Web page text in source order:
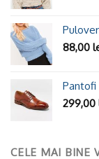
88,00
Pantofi
299,00
CELE MAI BINE